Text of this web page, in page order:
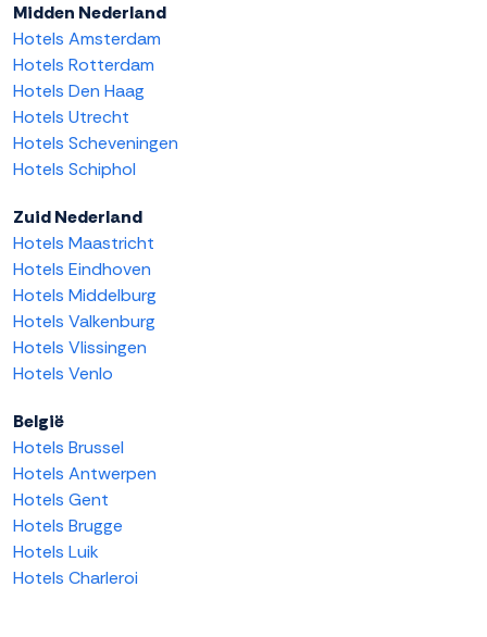
Midden Nederland
Hotels Amsterdam
Hotels Rotterdam
Hotels Den Haag
Hotels Utrecht
Hotels Scheveningen
Hotels Schiphol
Zuid Nederland
Hotels Maastricht
Hotels Eindhoven
Hotels Middelburg
Hotels Valkenburg
Hotels Vlissingen
Hotels Venlo
België
Hotels Brussel
Hotels Antwerpen
Hotels Gent
Hotels Brugge
Hotels Luik
Hotels Charleroi